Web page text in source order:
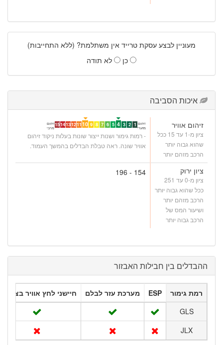
מעוניין לבצע עסקת טרייד אין משתלמת? (ללא התחייבות)
כן
לא תודה
איכות הסביבה
זיהום אוויר
ציון מ-1 עד 15 ככל
שהוא גבוה יותר
הרכב מזהם יותר
זיהום
מזערי 1
2
3
4
5
6
7
8
9
10
11
12
13
14
15זיהום
מרבי
- רמות גימור ושנות ייצור שונות בעלות ניקוד זיהום
אוויר שונה. ראה טבלת הבדלים בהמשך העמוד.
ציון ירוק
ציון מ-0 עד 251
ככל שהוא גבוה יותר
הרכב מזהם יותר
ושיעור המס של
הרכב גבוה יותר
154 - 196
ההבדלים בין חבילות האבזור
רמת גימור ESP מערכת עזר לבלם
חיישני לחץ אוויר
GLS
JLX